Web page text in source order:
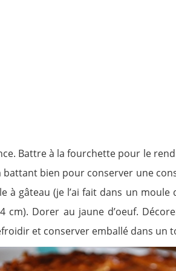
Battre à la fourchette pour le
bien pour conserver une
à gâteau (je l’ai fait dans un
Dorer au jaune d’oeuf.
et conserver emballé dans un